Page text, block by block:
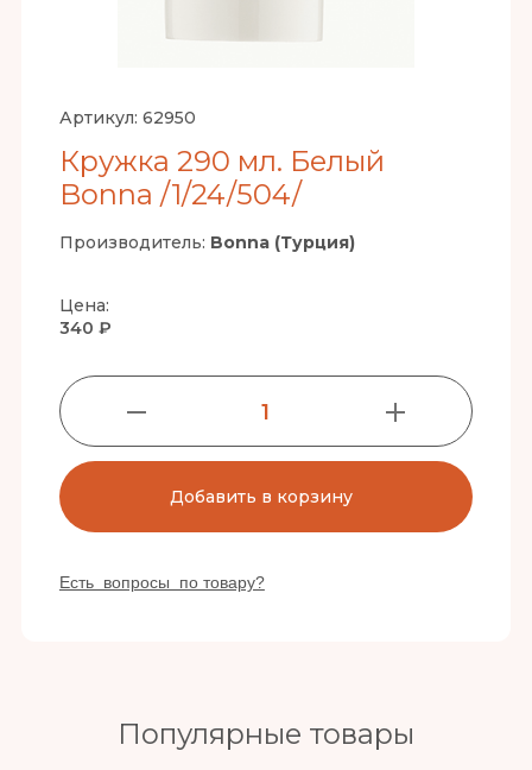
Артикул: 62950
Кружка 290 мл. Белый
Bonna /1/24/504/
Производитель: Bonna (Турция)
Цена:
340 ₽
1
Добавить в корзину
Есть вопросы по товару?
Популярные товары